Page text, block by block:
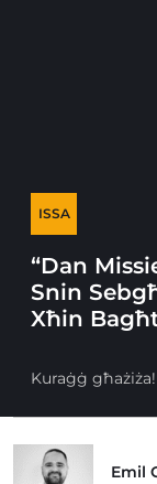
ISSA
“Dan
Snin
Xħin
Kuraġġ għażiża!
Emil